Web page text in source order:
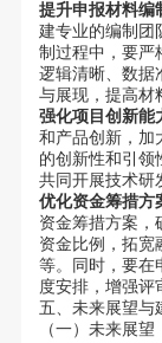
提升申报材料编
建专业的编制团
制过程中，要严
逻辑清晰、数据
与展现，提高材
强化项目创新能
和产品创新，加
的创新性和引领
共同开展技术研
优化资金筹措方
资金筹措方案，
资金比例，拓宽
等。同时，要在
度安排，增强评
五、未来展望与
（一）未来展望